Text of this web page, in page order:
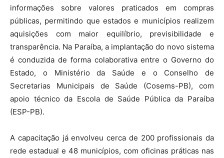
informações sobre valores praticados em compras
públicas, permitindo que estados e municípios realizem
aquisições com maior equilíbrio, previsibilidade e
transparência. Na Paraíba, a implantação do novo sistema
é conduzida de forma colaborativa entre o Governo do
Estado, o Ministério da Saúde e o Conselho de
Secretarias Municipais de Saúde (Cosems-PB), com
apoio técnico da Escola de Saúde Pública da Paraíba
(ESP-PB).
A capacitação já envolveu cerca de 200 profissionais da
rede estadual e 48 municípios, com oficinas práticas nas